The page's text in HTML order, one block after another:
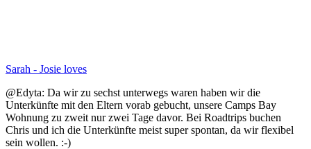
Sarah - Josie loves
@Edyta: Da wir zu sechst unterwegs waren haben wir die
Unterkünfte mit den Eltern vorab gebucht, unsere Camps Bay
Wohnung zu zweit nur zwei Tage davor. Bei Roadtrips buchen
Chris und ich die Unterkünfte meist super spontan, da wir flexibel
sein wollen. :-)